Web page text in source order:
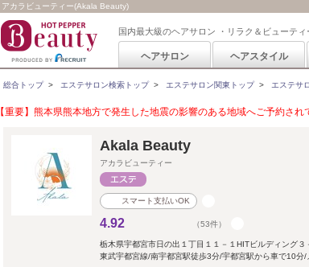
アカラビューティー(Akala Beauty)
国内最大級のヘアサロン ・リラク＆ビューテ
ヘアサロン ヘアスタイル
総合トップ> エステサロン検索トップ> エステサロン関東トップ> エステサ
【重要】熊本県熊本地方で発生した地震の影響のある地域へご予約され
Akala Beauty
アカラビューティー
スマート支払いOK
4.92 （53件）
栃木県宇都宮市日の出１丁目１１－１HITビルディング３
東武宇都宮線/南宇都宮駅徒歩3分/宇都宮駅から車で10分/